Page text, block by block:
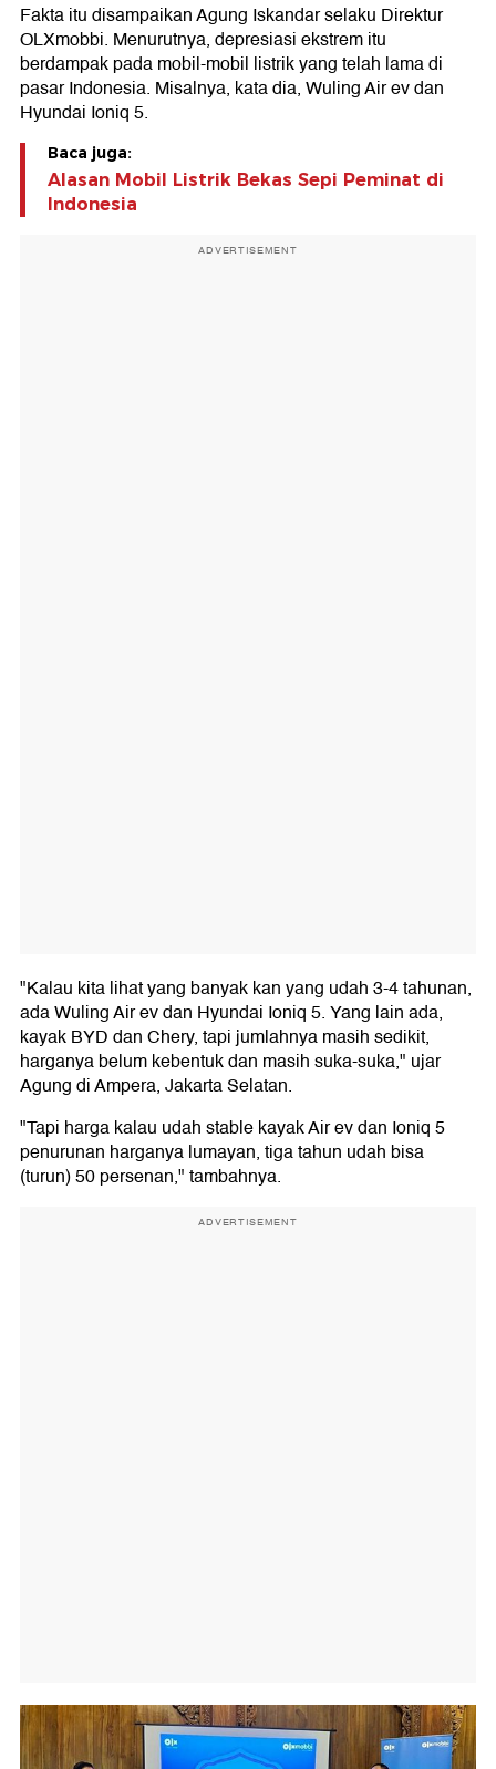
Fakta itu disampaikan Agung Iskandar selaku Direktur
OLXmobbi. Menurutnya, depresiasi ekstrem itu
berdampak pada mobil-mobil listrik yang telah lama di
pasar Indonesia. Misalnya, kata dia, Wuling Air ev dan
Hyundai Ioniq 5.
Baca juga:
Alasan Mobil Listrik Bekas Sepi Peminat di
Indonesia
ADVERTISEMENT
"Kalau kita lihat yang banyak kan yang udah 3-4 tahunan,
ada Wuling Air ev dan Hyundai Ioniq 5. Yang lain ada,
kayak BYD dan Chery, tapi jumlahnya masih sedikit,
harganya belum kebentuk dan masih suka-suka," ujar
Agung di Ampera, Jakarta Selatan.
"Tapi harga kalau udah stable kayak Air ev dan Ioniq 5
penurunan harganya lumayan, tiga tahun udah bisa
(turun) 50 persenan," tambahnya.
ADVERTISEMENT